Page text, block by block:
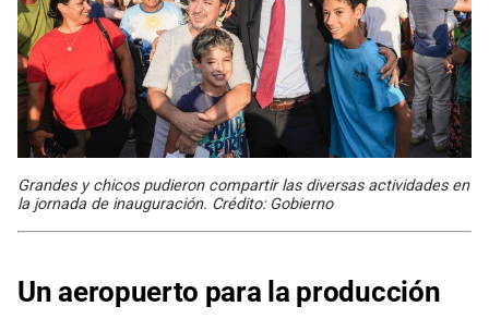
Grandes y chicos pudieron compartir las diversas actividades en
la jornada de inauguración. Crédito: Gobierno
Un aeropuerto para la producción